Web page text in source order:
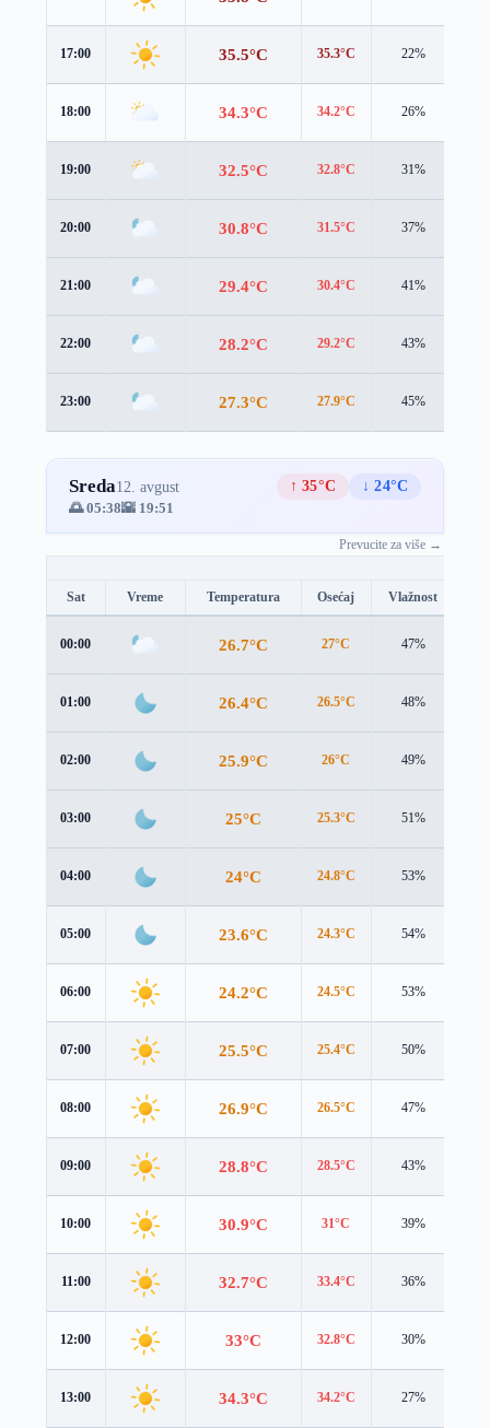
17:00 35.5°C 35.3°C 22%
18:00 34.3°C 34.2°C 26%
19:00 32.5°C 32.8°C 31%
20:00 30.8°C 31.5°C 37%
21:00 29.4°C 30.4°C 41%
22:00 28.2°C 29.2°C 43%
23:00 27.3°C 27.9°C 45%
Sreda12. avgust ↑ 35°C
↓ 24°C
🌅 05:38🌇 19:51
Prevucite za više →
Sat Vreme Temperatura Osećaj Vlažnost
00:00 26.7°C 27°C 47%
01:00 26.4°C 26.5°C 48%
02:00 25.9°C 26°C 49%
03:00 25°C 25.3°C 51%
04:00 24°C 24.8°C 53%
05:00 23.6°C 24.3°C 54%
06:00 24.2°C 24.5°C 53%
07:00 25.5°C 25.4°C 50%
08:00 26.9°C 26.5°C 47%
09:00 28.8°C 28.5°C 43%
10:00 30.9°C 31°C 39%
11:00 32.7°C 33.4°C 36%
12:00 33°C 32.8°C 30%
13:00 34.3°C 34.2°C 27%